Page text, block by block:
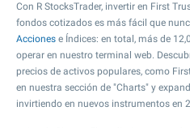
Con R StocksTrader, invertir en First
fondos cotizados es más fácil que
Acciones e Índices: en total, más de
operar en nuestro terminal web.
precios de activos populares, como
en nuestra sección de "Charts" y
invirtiendo en nuevos instrumentos en